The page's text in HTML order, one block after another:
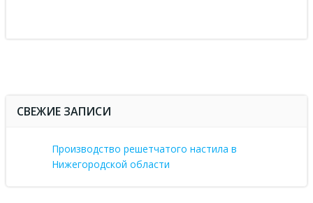
СВЕЖИЕ ЗАПИСИ
Производство решетчатого настила в
Нижегородской области